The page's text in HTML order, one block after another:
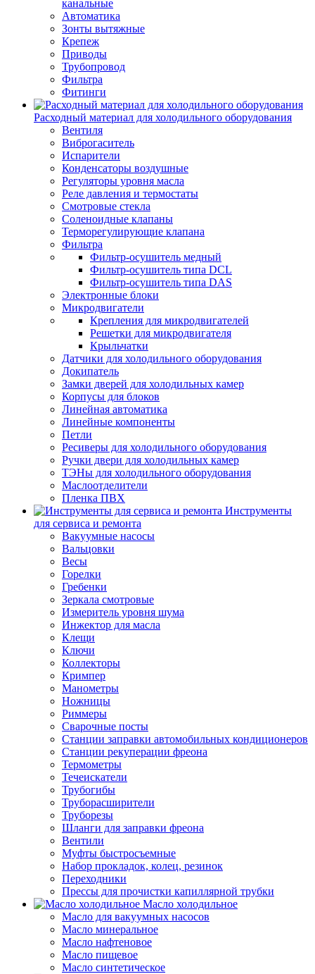
канальные
Автоматика
Зонты вытяжные
Крепеж
Приводы
Трубопровод
Фильтра
Фитинги
Расходный материал для холодильного оборудования
Вентиля
Виброгаситель
Испарители
Конденсаторы воздушные
Регуляторы уровня масла
Реле давления и термостаты
Смотровые стекла
Соленоидные клапаны
Терморегулирующие клапана
Фильтра
Фильтр-осушитель медный
Фильтр-осушитель типа DCL
Фильтр-осушитель типа DAS
Электронные блоки
Микродвигатели
Крепления для микродвигателей
Решетки для микродвигателя
Крыльчатки
Датчики для холодильного оборудования
Докипатель
Замки дверей для холодильных камер
Корпусы для блоков
Линейная автоматика
Линейные компоненты
Петли
Ресиверы для холодильного оборудования
Ручки двери для холодильных камер
ТЭНы для холодильного оборудования
Маслоотделители
Пленка ПВХ
Инструменты
для сервиса и ремонта
Вакуумные насосы
Вальцовки
Весы
Горелки
Гребенки
Зеркала смотровые
Измеритель уровня шума
Инжектор для масла
Клещи
Ключи
Коллекторы
Кримпер
Манометры
Ножницы
Риммеры
Сварочные посты
Станции заправки автомобильных кондиционеров
Станции рекуперации фреона
Термометры
Течеискатели
Трубогибы
Труборасширители
Труборезы
Шланги для заправки фреона
Вентили
Муфты быстросъемные
Набор прокладок, колец, резинок
Переходники
Прессы для прочистки капиллярной трубки
Масло холодильное
Масло для вакуумных насосов
Масло минеральное
Масло нафтеновое
Масло пищевое
Масло синтетическое